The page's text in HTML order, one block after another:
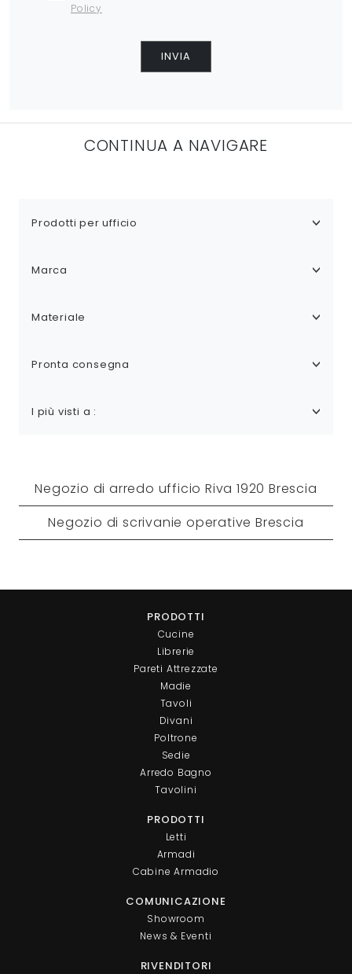
Policy
INVIA
CONTINUA A NAVIGARE
Prodotti per ufficio
Marca
Materiale
Pronta consegna
I più visti a :
Negozio di arredo ufficio Riva 1920 Brescia
Negozio di scrivanie operative Brescia
PRODOTTI
Cucine
Librerie
Pareti Attrezzate
Madie
Tavoli
Divani
Poltrone
Sedie
Arredo Bagno
Tavolini
PRODOTTI
Letti
Armadi
Cabine Armadio
COMUNICAZIONE
Showroom
News & Eventi
RIVENDITORI